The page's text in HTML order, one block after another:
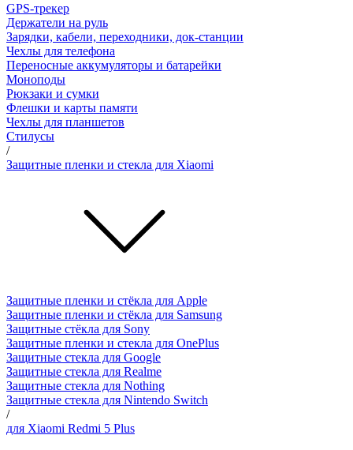
GPS-трекер
Держатели на руль
Зарядки, кабели, переходники, док-станции
Чехлы для телефона
Переносные аккумуляторы и батарейки
Моноподы
Рюкзаки и сумки
Флешки и карты памяти
Чехлы для планшетов
Стилусы
/
Защитные пленки и стекла для Xiaomi
Защитные пленки и стёкла для Apple
Защитные пленки и стёкла для Samsung
Защитные стёкла для Sony
Защитные пленки и стекла для OnePlus
Защитные стекла для Google
Защитные стекла для Realme
Защитные стекла для Nothing
Защитные стекла для Nintendo Switch
/
для Xiaomi Redmi 5 Plus